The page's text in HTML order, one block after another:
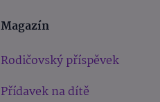
Magazín
Rodičovský příspěvek
Přídavek na dítě